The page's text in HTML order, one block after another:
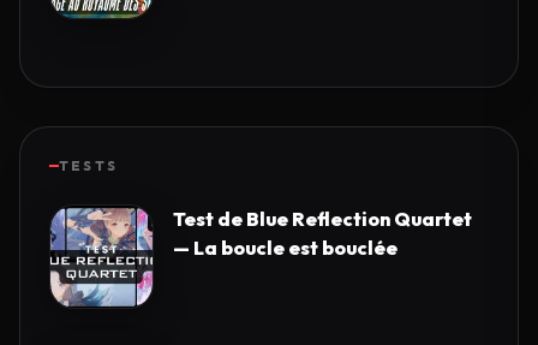
TESTS
Test de Blue Reflection Quartet
— La boucle est bouclée